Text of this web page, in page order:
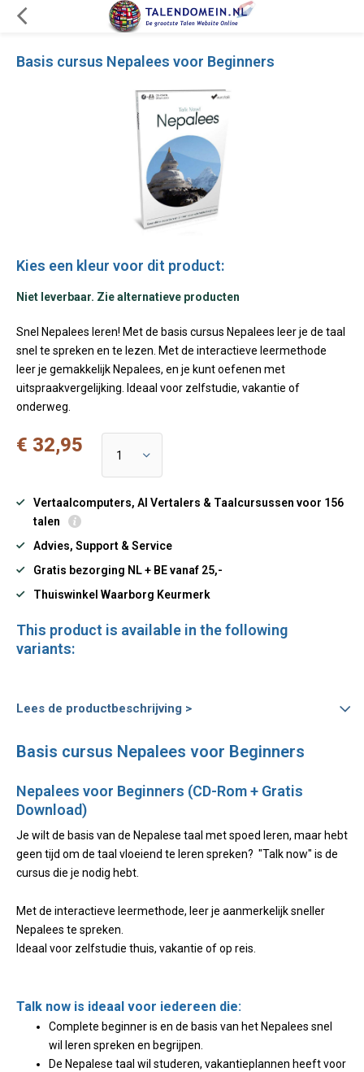
Basis cursus Nepalees voor Beginners
Kies een kleur voor dit product:
Niet leverbaar. Zie alternatieve producten
Snel Nepalees leren! Met de basis cursus Nepalees leer je de taal
snel te spreken en te lezen. Met de interactieve leermethode
leer je gemakkelijk Nepalees, en je kunt oefenen met
uitspraakvergelijking. Ideaal voor zelfstudie, vakantie of
onderweg.
€ 32,95
Vertaalcomputers, AI Vertalers & Taalcursussen voor 156
talen
Advies, Support & Service
Gratis bezorging NL + BE vanaf 25,-
Thuiswinkel Waarborg Keurmerk
This product is available in the following
variants:
Lees de productbeschrijving >
Basis cursus Nepalees voor Beginners
Nepalees voor Beginners (CD-Rom + Gratis
Download)
Je wilt de basis van de Nepalese taal met spoed leren, maar hebt
geen tijd om de taal vloeiend te leren spreken? "Talk now" is de
cursus die je nodig hebt.
Met de interactieve leermethode, leer je aanmerkelijk sneller
Nepalees te spreken.
Ideaal voor zelfstudie thuis, vakantie of op reis.
Talk now is ideaal voor iedereen die:
Complete beginner is en de basis van het Nepalees snel
wil leren spreken en begrijpen.
De Nepalese taal wil studeren, vakantieplannen heeft voor